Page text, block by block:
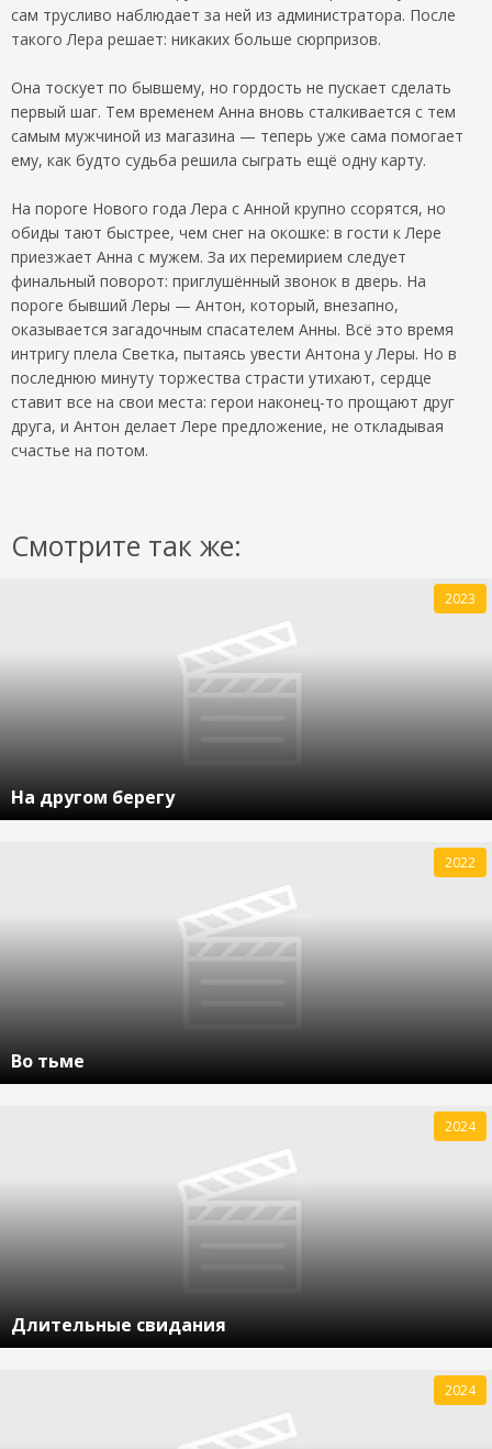
сам трусливо наблюдает за ней из администратора. После
такого Лера решает: никаких больше сюрпризов.
Она тоскует по бывшему, но гордость не пускает сделать
первый шаг. Тем временем Анна вновь сталкивается с тем
самым мужчиной из магазина — теперь уже сама помогает
ему, как будто судьба решила сыграть ещё одну карту.
На пороге Нового года Лера с Анной крупно ссорятся, но
обиды тают быстрее, чем снег на окошке: в гости к Лере
приезжает Анна с мужем. За их перемирием следует
финальный поворот: приглушённый звонок в дверь. На
пороге бывший Леры — Антон, который, внезапно,
оказывается загадочным спасателем Анны. Всё это время
интригу плела Светка, пытаясь увести Антона у Леры. Но в
последнюю минуту торжества страсти утихают, сердце
ставит все на свои места: герои наконец-то прощают друг
друга, и Антон делает Лере предложение, не откладывая
счастье на потом.
Смотрите так же:
На другом берегу
2023
Во тьме
2022
Длительные свидания
2024
2024